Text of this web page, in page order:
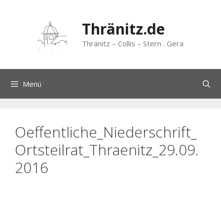
springen
Thränitz.de
Thränitz – Collis – Stern . Gera
Menü
Oeffentliche_Niederschrift_
Ortsteilrat_Thraenitz_29.09.
2016